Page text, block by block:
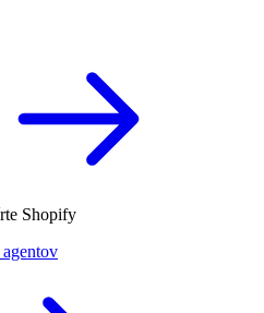
Shopify